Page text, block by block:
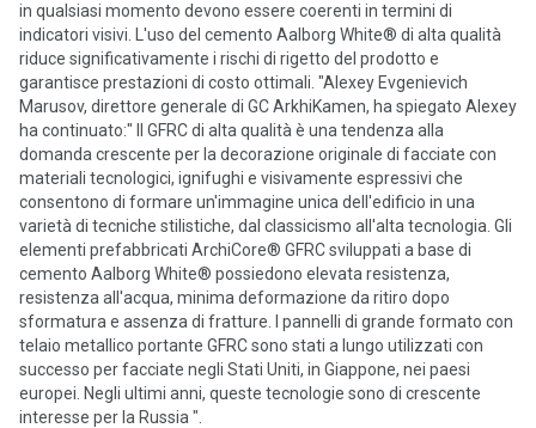
in qualsiasi momento devono essere coerenti in termini di
indicatori visivi. L'uso del cemento Aalborg White® di alta qualità
riduce significativamente i rischi di rigetto del prodotto e
garantisce prestazioni di costo ottimali. "Alexey Evgenievich
Marusov, direttore generale di GC ArkhiKamen, ha spiegato Alexey
ha continuato:" Il GFRC di alta qualità è una tendenza alla
domanda crescente per la decorazione originale di facciate con
materiali tecnologici, ignifughi e visivamente espressivi che
consentono di formare un'immagine unica dell'edificio in una
varietà di tecniche stilistiche, dal classicismo all'alta tecnologia. Gli
elementi prefabbricati ArchiCore® GFRC sviluppati a base di
cemento Aalborg White® possiedono elevata resistenza,
resistenza all'acqua, minima deformazione da ritiro dopo
sformatura e assenza di fratture. I pannelli di grande formato con
telaio metallico portante GFRC sono stati a lungo utilizzati con
successo per facciate negli Stati Uniti, in Giappone, nei paesi
europei. Negli ultimi anni, queste tecnologie sono di crescente
interesse per la Russia ".